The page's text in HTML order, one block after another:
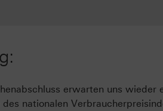
erwarten uns
des nationalen